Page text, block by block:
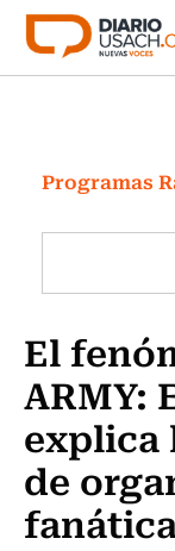
Click acá para ir
Cultura
Programas
Programas
El
ARMY:
explica
de